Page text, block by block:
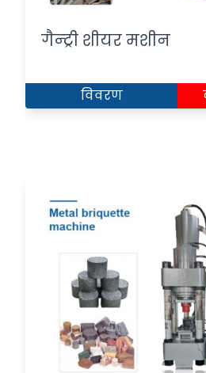
गैन्ट्री शीयर मशीन
विवरण